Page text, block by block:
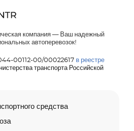
компания — Ваш надежный
автоперевозок!
00112-00/00022617 в реестре
транспорта Российской
средства